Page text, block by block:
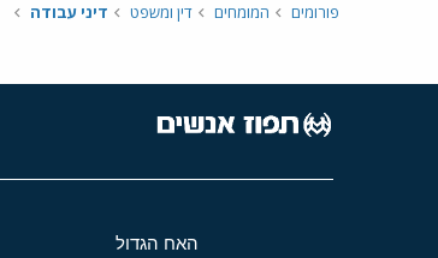
פורומים המומחים דין ומשפט דיני עבודה
האח הגדול